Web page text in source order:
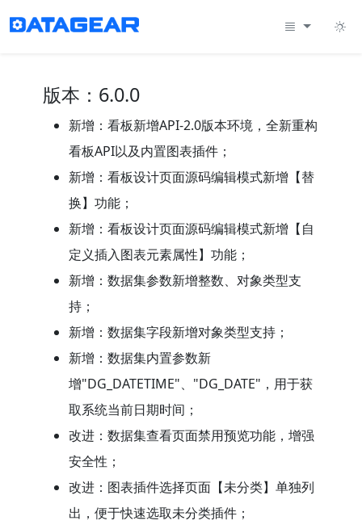
版本：6.0.0
新增：看板新增API-2.0版本环境，全新重构
看板API以及内置图表插件；
新增：看板设计页面源码编辑模式新增【替
换】功能；
新增：看板设计页面源码编辑模式新增【自
定义插入图表元素属性】功能；
新增：数据集参数新增整数、对象类型支
持；
新增：数据集字段新增对象类型支持；
新增：数据集内置参数新
增"DG_DATETIME"、"DG_DATE"，用于获
取系统当前日期时间；
改进：数据集查看页面禁用预览功能，增强
安全性；
改进：图表插件选择页面【未分类】单独列
出，便于快速选取未分类插件；